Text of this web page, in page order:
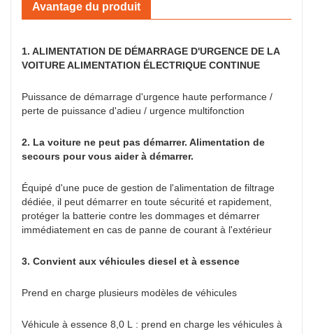
Avantage du produit
1. ALIMENTATION DE DÉMARRAGE D'URGENCE DE LA
VOITURE ALIMENTATION ÉLECTRIQUE CONTINUE
Puissance de démarrage d'urgence haute performance /
perte de puissance d'adieu / urgence multifonction
2. La voiture ne peut pas démarrer. Alimentation de
secours pour vous aider à démarrer.
Équipé d'une puce de gestion de l'alimentation de filtrage
dédiée, il peut démarrer en toute sécurité et rapidement,
protéger la batterie contre les dommages et démarrer
immédiatement en cas de panne de courant à l'extérieur
3. Convient aux véhicules diesel et à essence
Prend en charge plusieurs modèles de véhicules
Véhicule à essence 8,0 L : prend en charge les véhicules à